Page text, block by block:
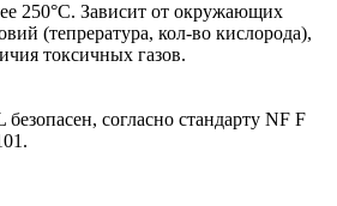
250°C. Зависит от окружающих
(тепрература, кол-во кислорода),
токсичных газов.
безопасен, согласно стандарту NF F